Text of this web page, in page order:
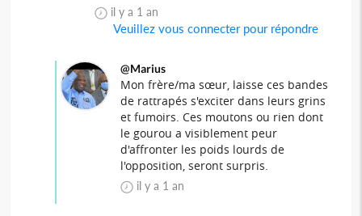
il y a 1 an
Veuillez vous connecter pour répondre
@Marius
Mon frère/ma sœur, laisse ces bandes
de rattrapés s'exciter dans leurs grins
et fumoirs. Ces moutons ou rien dont
le gourou a visiblement peur
d'affronter les poids lourds de
l'opposition, seront surpris.
il y a 1 an